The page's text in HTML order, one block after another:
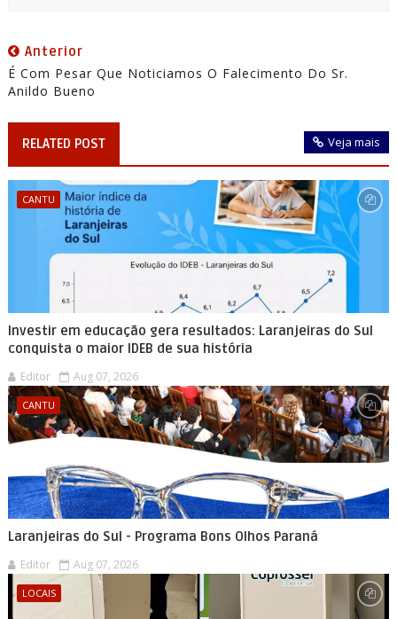
Anterior
É Com Pesar Que Noticiamos O Falecimento Do Sr.
Anildo Bueno
RELATED POST Veja mais
CANTU
Investir em educação gera resultados: Laranjeiras do Sul
conquista o maior IDEB de sua história
Editor Aug 07, 2026
CANTU
Laranjeiras do Sul - Programa Bons Olhos Paraná
Editor Aug 07, 2026
LOCAIS